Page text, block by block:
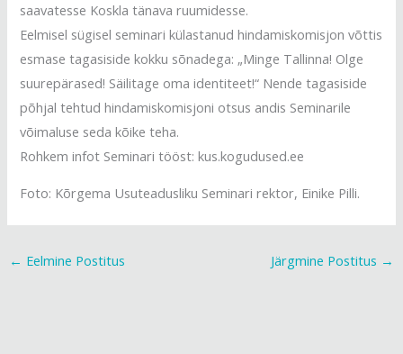
saavatesse Koskla tänava ruumidesse.
Eelmisel sügisel seminari külastanud hindamiskomisjon võttis
esmase tagasiside kokku sõnadega: „Minge Tallinna! Olge
suurepärased! Säilitage oma identiteet!“ Nende tagasiside
põhjal tehtud hindamiskomisjoni otsus andis Seminarile
võimaluse seda kõike teha.
Rohkem infot Seminari tööst: kus.kogudused.ee
Foto: Kõrgema Usuteadusliku Seminari rektor, Einike Pilli.
← Eelmine Postitus Järgmine Postitus →